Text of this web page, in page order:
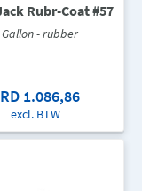
Rubr-Coat #57
- rubber
1.086,86
excl. BTW